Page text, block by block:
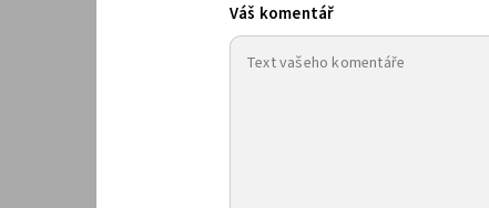
Váš komentář